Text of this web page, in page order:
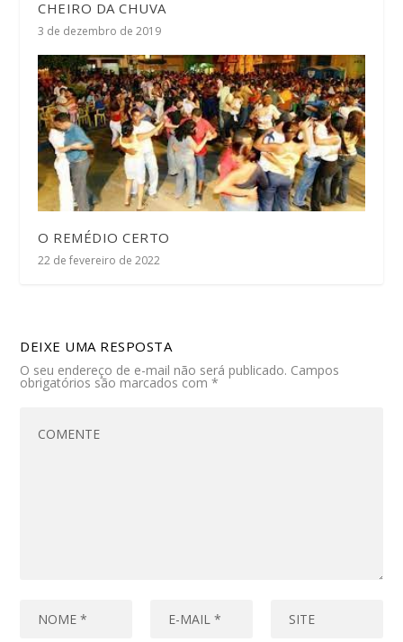
CHEIRO DA CHUVA
3 de dezembro de 2019
O REMÉDIO CERTO
22 de fevereiro de 2022
DEIXE UMA RESPOSTA
O seu endereço de e-mail não será publicado. Campos
obrigatórios são marcados com*